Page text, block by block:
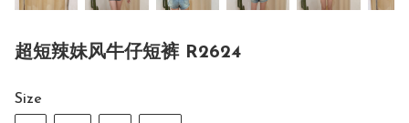
超短辣妹风牛仔短裤 R2624
Size